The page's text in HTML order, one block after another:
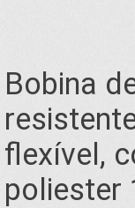
Bobina
flexível,
poliester